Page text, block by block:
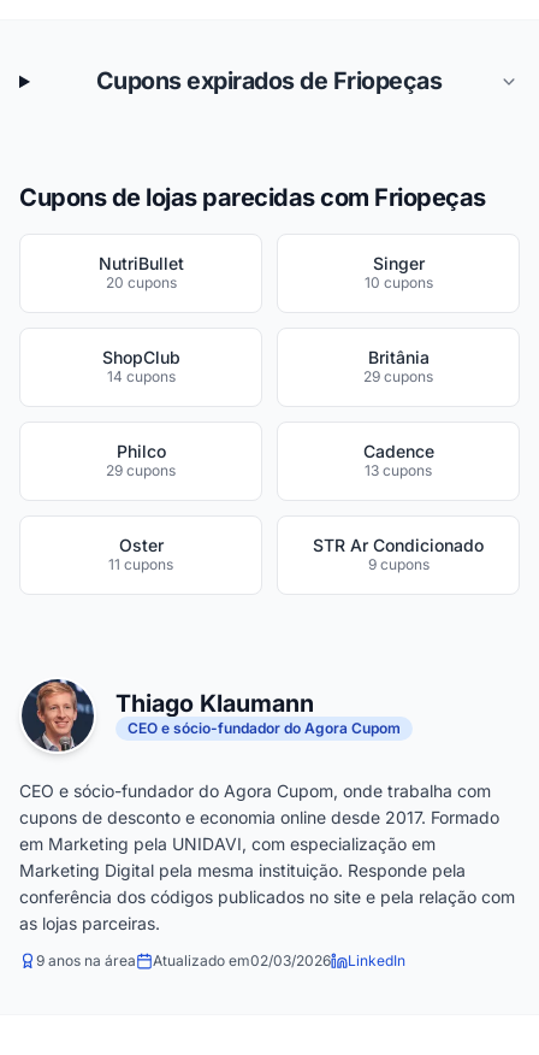
Cupons expirados de Friopeças
Cupons de lojas parecidas com Friopeças
NutriBullet
20 cupons
Singer
10 cupons
ShopClub
14 cupons
Britânia
29 cupons
Philco
29 cupons
Cadence
13 cupons
Oster
11 cupons
STR Ar Condicionado
9 cupons
Thiago Klaumann
CEO e sócio-fundador do Agora Cupom
CEO e sócio-fundador do Agora Cupom, onde trabalha com
cupons de desconto e economia online desde 2017. Formado
em Marketing pela UNIDAVI, com especialização em
Marketing Digital pela mesma instituição. Responde pela
conferência dos códigos publicados no site e pela relação com
as lojas parceiras.
9 anos na área Atualizado em02/03/2026 LinkedIn